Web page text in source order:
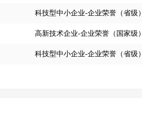
科技型中小企业-企业荣誉（省级）
高新技术企业-企业荣誉（国家级）
科技型中小企业-企业荣誉（省级）